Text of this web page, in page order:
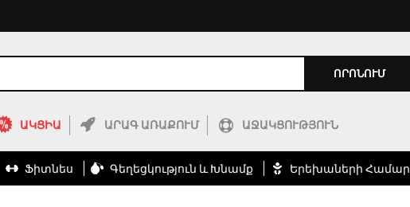
ՈՐՈՆՈՒՄ
ԱԿՑԻԱ ԱՐԱԳ ԱՌԱՔՈՒՄ ԱՋԱԿՑՈՒԹՅՈՒՆ
Ֆիտնես Գեղեցկություն ԵՒ Խնամք Երեխաների Համար